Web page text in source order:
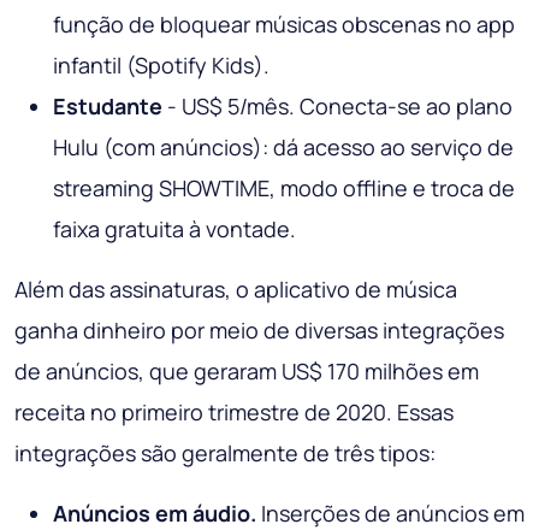
função de bloquear músicas obscenas no app
infantil (Spotify Kids).
Estudante - US$ 5/mês. Conecta-se ao plano
Hulu (com anúncios): dá acesso ao serviço de
streaming SHOWTIME, modo offline e troca de
faixa gratuita à vontade.
Além das assinaturas, o aplicativo de música
ganha dinheiro por meio de diversas integrações
de anúncios, que geraram US$ 170 milhões em
receita no primeiro trimestre de 2020. Essas
integrações são geralmente de três tipos:
Anúncios em áudio. Inserções de anúncios em